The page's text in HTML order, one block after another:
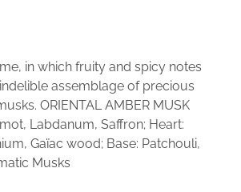
in which fruity and spicy notes
assemblage of precious
ORIENTAL AMBER MUSK
Labdanum, Saffron; Heart:
Gaïac wood; Base: Patchouli,
Musks